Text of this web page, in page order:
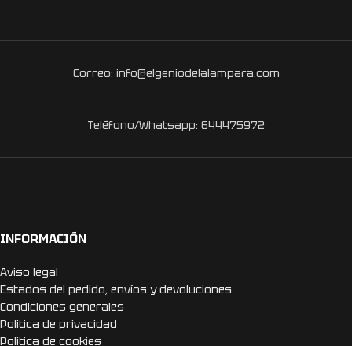
Correo: info@elgeniodelalampara.com
Teléfono/Whatsapp: 644475972
INFORMACIÓN
Aviso legal
Estados del pedido, envíos y devoluciones
Condiciones generales
Politica de privacidad
Politica de cookies